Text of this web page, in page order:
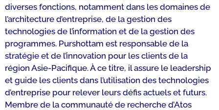
diverses fonctions, notamment dans les domaines de
l’architecture d’entreprise, de la gestion des
technologies de l’information et de la gestion des
programmes. Purshottam est responsable de la
stratégie et de l’innovation pour les clients de la
région Asie-Pacifique. À ce titre, il assure le leadership
et guide les clients dans l’utilisation des technologies
d’entreprise pour relever leurs défis actuels et futurs.
Membre de la communauté de recherche d’Atos